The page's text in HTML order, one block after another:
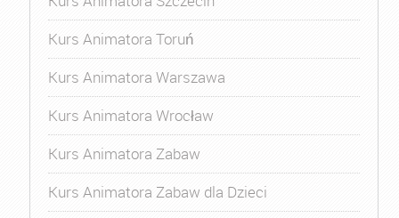
Kurs Animatora Toruń
Kurs Animatora Warszawa
Kurs Animatora Wrocław
Kurs Animatora Zabaw
Kurs Animatora Zabaw dla Dzieci